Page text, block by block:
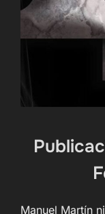
Manuel Martín